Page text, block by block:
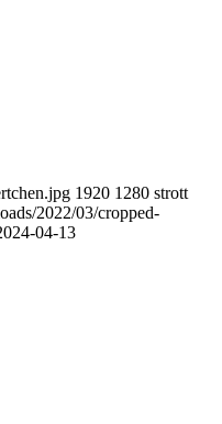
1920 1280 strott
2022/03/cropped-
04-13